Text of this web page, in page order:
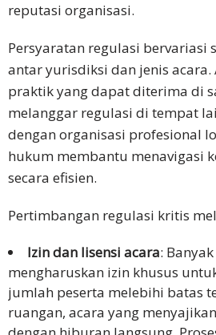
reputasi organisasi.
Persyaratan regulasi bervariasi
antar yurisdiksi dan jenis
praktik yang dapat diterima di
melanggar regulasi di tempat
dengan organisasi profesional
hukum membantu menavigasi
secara efisien.
Pertimbangan regulasi kritis
Izin dan lisensi acara:
mengharuskan izin khusus
jumlah peserta melebihi batas
ruangan, acara yang